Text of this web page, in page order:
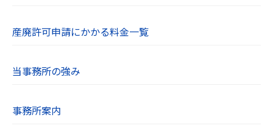
産廃許可申請にかかる料金一覧
当事務所の強み
事務所案内